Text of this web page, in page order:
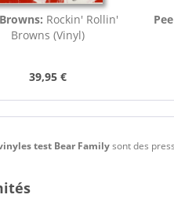
Rockin' Rollin'
Browns (Vinyl)
39,95 €
test Bear Familysont des